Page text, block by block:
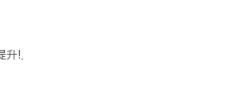
帶的行動電源機身已標示「10000mAh
了解暑，冬瓜仲有好多鮮為人知嘅好處：
升!｣ 長時間對住電腦､剪片寫稿,成日覺得眼